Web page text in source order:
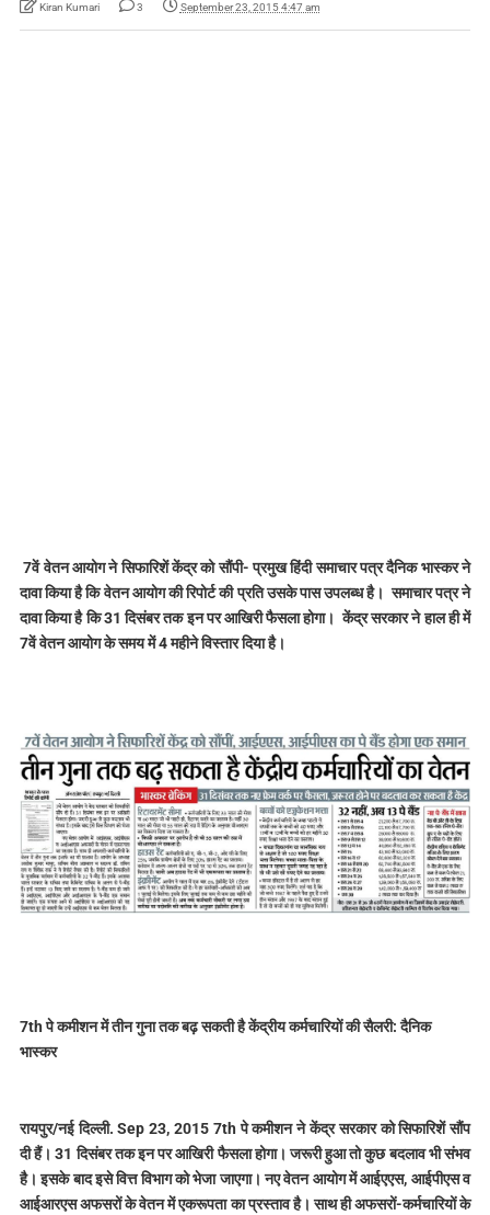
Kiran Kumari 3 September 23, 2015 4:47 am
7वें वेतन आयोग ने सिफारिशें केंद्र को सौंपी- प्रमुख हिंदी समाचार पत्र दैनिक भास्कर ने
दावा किया है कि वेतन आयोग की रिपोर्ट की प्रति उसके पास उपलब्ध है। समाचार पत्र ने
दावा किया है कि 31 दिसंबर तक इन पर आखिरी फैसला होगा। केंद्र सरकार ने हाल ही में
7वें वेतन आयोग के समय में 4 महीने विस्तार दिया है।
7th पे कमीशन में तीन गुना तक बढ़ सकती है केंद्रीय कर्मचारियों की सैलरी: दैनिक
भास्कर
रायपुर/नई दिल्ली. Sep 23, 2015 7th पे कमीशन ने केंद्र सरकार को सिफारिशें सौंप
दी हैं। 31 दिसंबर तक इन पर आखिरी फैसला होगा। जरूरी हुआ तो कुछ बदलाव भी संभव
है। इसके बाद इसे वित्त विभाग को भेजा जाएगा। नए वेतन आयोग में आईएएस, आईपीएस व
आईआरएस अफसरों के वेतन में एकरूपता का प्रस्ताव है। साथ ही अफसरों-कर्मचारियों के